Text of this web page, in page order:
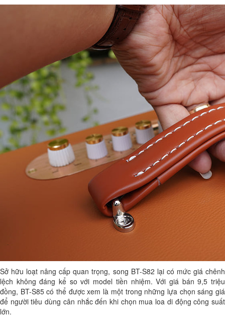
Sở hữu loạt nâng cấp quan trọng, song BT-S82 lại có mức giá chênh
lệch không đáng kể so với model tiền nhiệm. Với giá bán 9,5 triệu
đồng, BT-S85 có thể được xem là một trong những lựa chọn sáng giá
để người tiêu dùng cân nhắc đến khi chọn mua loa di động công suất
lớn.